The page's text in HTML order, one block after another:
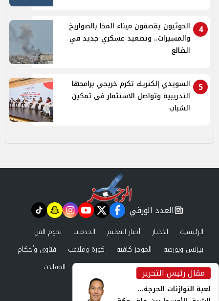
4
الحوثيون يقصفون ميناء المخا بالصواريخ
والمسيرات.. وتصعيد عسكري جديد في
الضالع
5
السويدي إلكتريك تكرم خريجي برامجها
التدريبية وتواصل الاستثمار في تمكين
الشباب
مقال رئيس التحرير
لعبة التوازنات الحرجة...
newspaper
العدد الورقي facebook
twitter
youtube
instagram
snapchat
tiktok
الرئيسية الأخبار أخبار التعليم الخدمات
نجوم الفن
بيزنس وبورصة
الموجز كافية كورة وملاعب
فتاوى وأحكام
صحة وجمال
عرب وعالم حوادث ومحاكم
المقالات
العدد الورقي